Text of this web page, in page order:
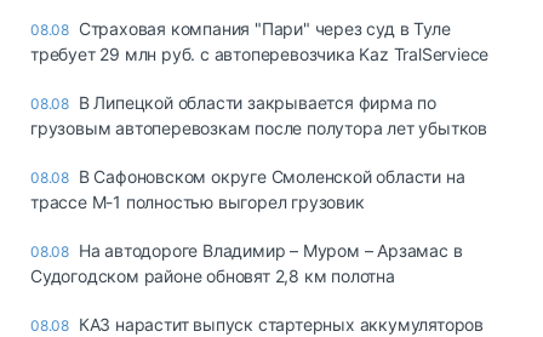
08.08 Страховая компания "Пари" через суд в Туле
требует 29 млн руб. с автоперевозчика Kaz TralServiece
08.08 В Липецкой области закрывается фирма по
грузовым автоперевозкам после полутора лет убытков
08.08 В Сафоновском округе Смоленской области на
трассе М-1 полностью выгорел грузовик
08.08 На автодороге Владимир – Муром – Арзамас в
Судогодском районе обновят 2,8 км полотна
08.08 КАЗ нарастит выпуск стартерных аккумуляторов